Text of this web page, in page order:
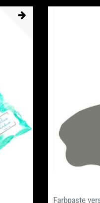
Farbpaste